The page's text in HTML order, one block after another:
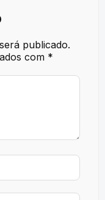
publicado.
com *